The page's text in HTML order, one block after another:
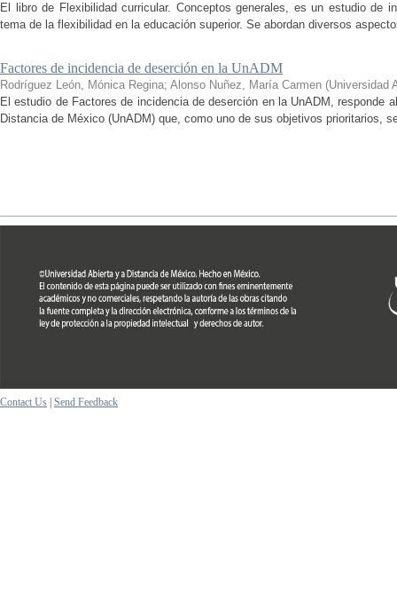
El libro de Flexibilidad curricular. Conceptos generales, es un estudio de
tema de la flexibilidad en la educación superior. Se abordan diversos
Factores de incidencia de deserción en la UnADM
Rodríguez León, Mónica Regina; Alonso Nuñez, María Carmen (Universidad
El estudio de Factores de incidencia de deserción en la UnADM, responde
Distancia de México (UnADM) que, como uno de sus objetivos prioritarios,
Contact Us Send Feedback